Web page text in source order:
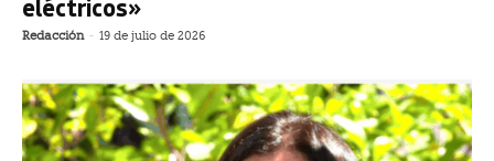
eléctricos»
Redacción - 19 de julio de 2026